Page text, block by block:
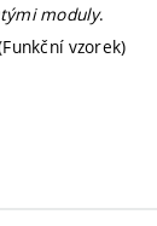
moduly.
vzorek)